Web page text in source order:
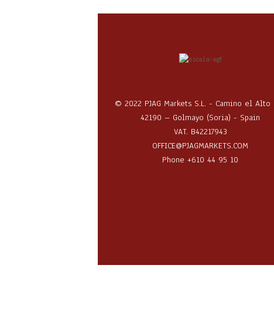
© 2022 PJAG Markets S.L. - Camino el Alto
42190 – Golmayo (Soria) - Spain
VAT. B42217943
OFFICE@PJAGMARKETS.COM
Phone +610 44 95 10